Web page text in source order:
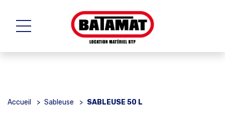
Accueil > Sableuse > SABLEUSE 50 L